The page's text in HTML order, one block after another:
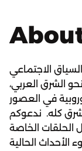
الاجتماعي
الشرق العربي،
في العصور
كله. ندعوكم
الخاصة
الأحداث الحالية: